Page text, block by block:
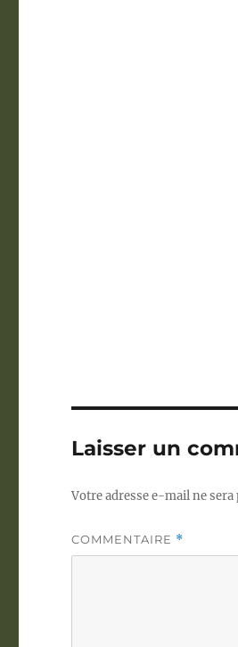
Laisser un
Votre adresse e-mail ne sera
COMMENTAIRE *